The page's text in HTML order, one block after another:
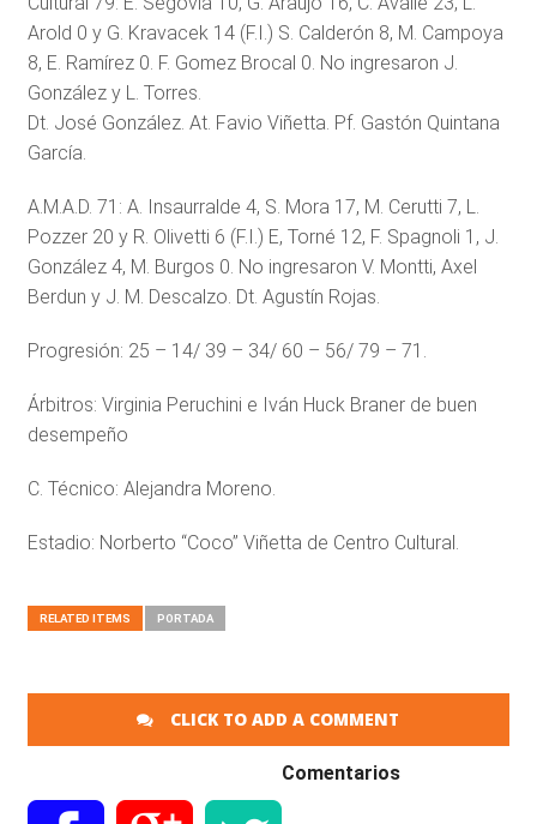
Arold 0 y G. Kravacek 14 (F.I.) S. Calderón 8, M. Campoya
8, E. Ramírez 0. F. Gomez Brocal 0. No ingresaron J.
González y L. Torres.
Dt. José González. At. Favio Viñetta. Pf. Gastón Quintana
García.
A.M.A.D. 71: A. Insaurralde 4, S. Mora 17, M. Cerutti 7, L.
Pozzer 20 y R. Olivetti 6 (F.I.) E, Torné 12, F. Spagnoli 1, J.
González 4, M. Burgos 0. No ingresaron V. Montti, Axel
Berdun y J. M. Descalzo. Dt. Agustín Rojas.
Progresión: 25 – 14/ 39 – 34/ 60 – 56/ 79 – 71.
Árbitros: Virginia Peruchini e Iván Huck Braner de buen
desempeño
C. Técnico: Alejandra Moreno.
Estadio: Norberto “Coco” Viñetta de Centro Cultural.
RELATED ITEMS PORTADA
CLICK TO ADD A COMMENT
Comentarios